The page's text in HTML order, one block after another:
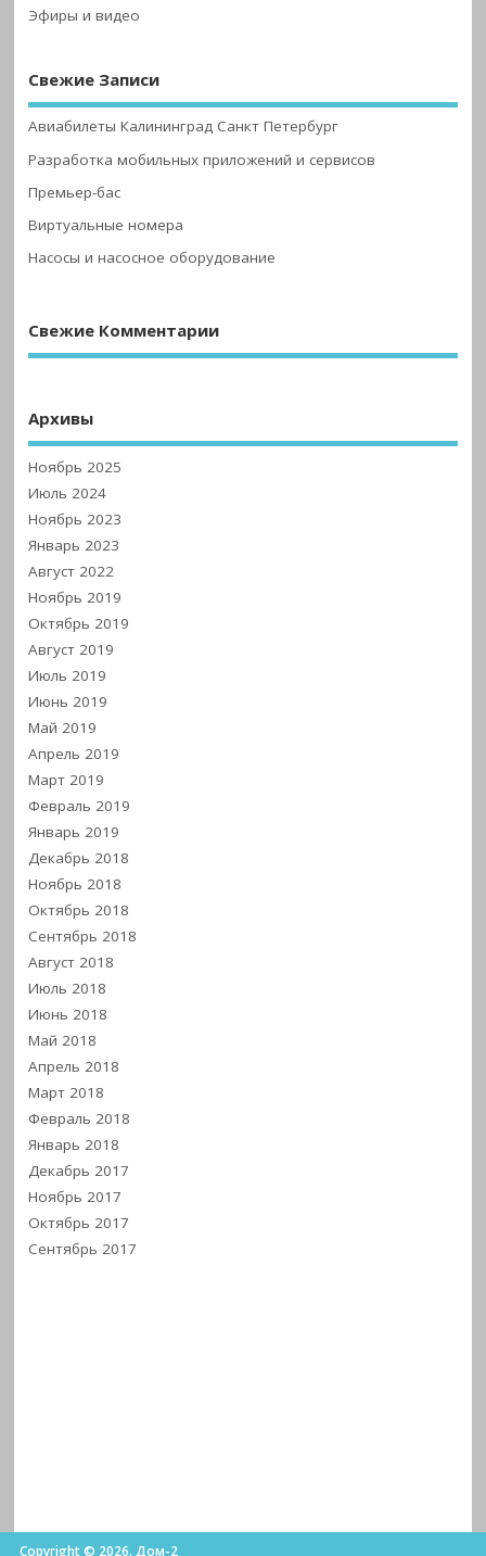
Эфиры и видео
Свежие Записи
Авиабилеты Калининград Санкт Петербург
Разработка мобильных приложений и сервисов
Премьер-бас
Виртуальные номера
Насосы и насосное оборудование
Свежие Комментарии
Архивы
Ноябрь 2025
Июль 2024
Ноябрь 2023
Январь 2023
Август 2022
Ноябрь 2019
Октябрь 2019
Август 2019
Июль 2019
Июнь 2019
Май 2019
Апрель 2019
Март 2019
Февраль 2019
Январь 2019
Декабрь 2018
Ноябрь 2018
Октябрь 2018
Сентябрь 2018
Август 2018
Июль 2018
Июнь 2018
Май 2018
Апрель 2018
Март 2018
Февраль 2018
Январь 2018
Декабрь 2017
Ноябрь 2017
Октябрь 2017
Сентябрь 2017
Copyright © 2026. Дом-2